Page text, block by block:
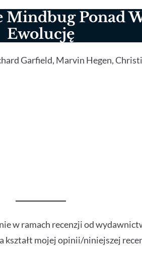
Mindbug Ponad
Ewolucję
Garfield, Marvin Hegen,
w ramach recenzji od
kształt mojej opinii/niniejszej